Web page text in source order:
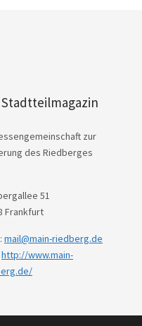
Stadtteilmagazin
zur
des Riedberges
51
Frankfurt
mail@main-riedberg.de
http://www.main-